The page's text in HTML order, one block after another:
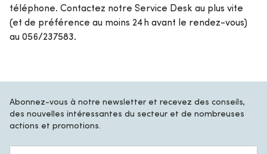
téléphone. Contactez notre Service Desk au plus vite
(et de préférence au moins 24 h avant le rendez-vous)
au 056/237583.
Abonnez-vous à notre newsletter et recevez des conseils,
des nouvelles intéressantes du secteur et de nombreuses
actions et promotions.